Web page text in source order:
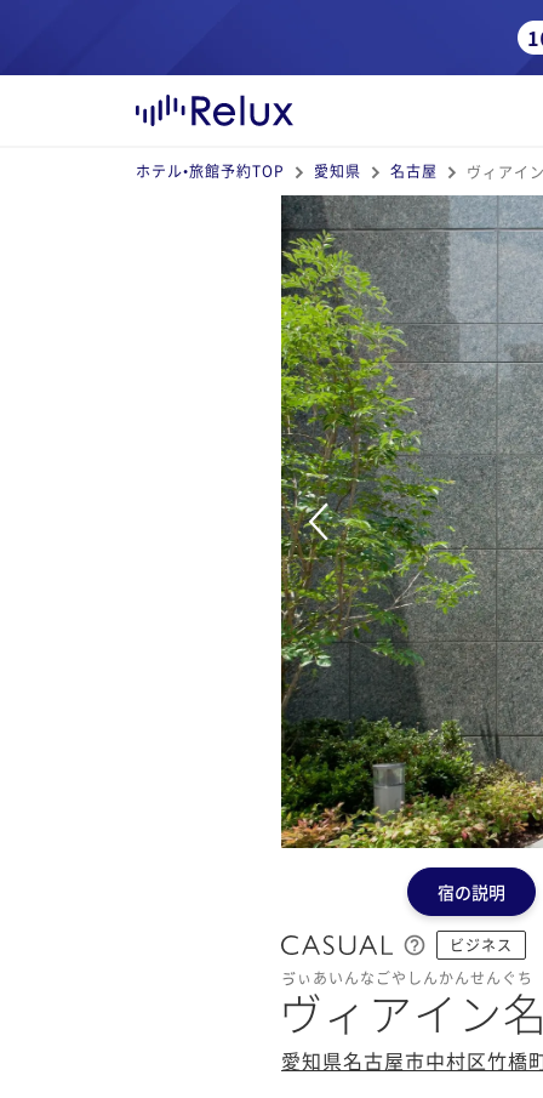
ホテル•旅館予約TOP 愛知県 名古屋 ヴィアイ
宿の説明
ビジネス
ゔぃあいんなごやしんかんせんぐち
ヴィアイン
愛知県名古屋市中村区竹橋